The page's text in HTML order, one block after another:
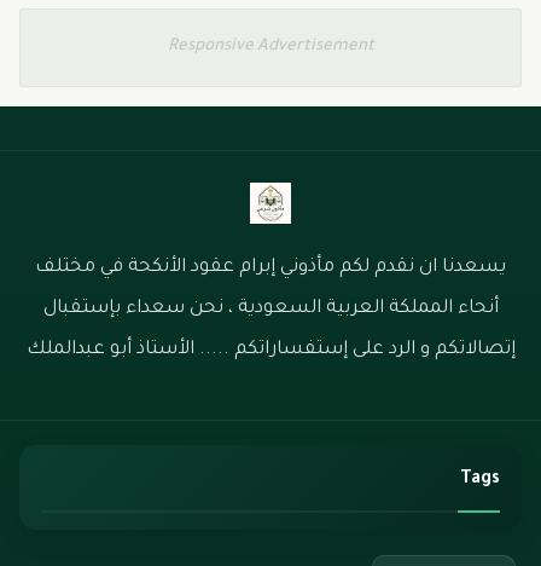
Responsive Advertisement
يسعدنا ان نقدم لكم مأذوني إبرام عقود الأنكحة في مختلف
أنحاء المملكة العربية السعودية ، نحن سعداء بإستقبال
إتصالاتكم و الرد على إستفساراتكم ..... الأستاذ أبو عبدالملك
Tags